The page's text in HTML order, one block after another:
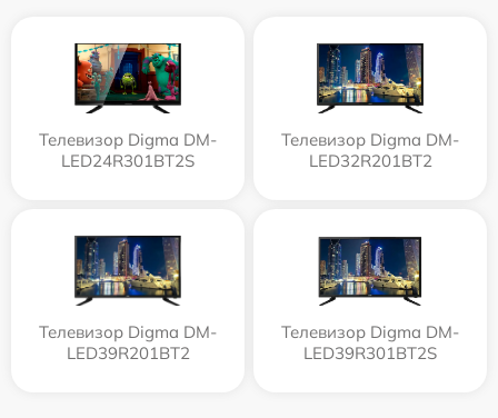
Телевизор Digma DM-
LED24R301BT2S
Телевизор Digma DM-
LED32R201BT2
Телевизор Digma DM-
LED39R201BT2
Телевизор Digma DM-
LED39R301BT2S